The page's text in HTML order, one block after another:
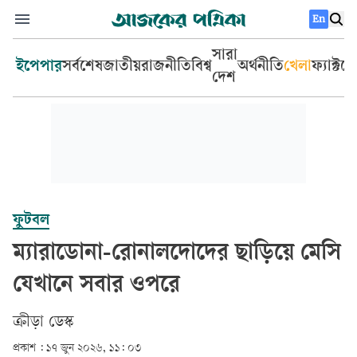
En
ইপেপারসর্বশেষজাতীয়রাজনীতিবিশ্ব
সারা
দেশ
অর্থনীতিখেলা
ফুটবল
ম্যারাডোনা-রোনালদোদের ছাড়িয়ে মেসি
যেখানে সবার ওপরে
ক্রীড়া ডেস্ক
প্রকাশ : ১৭ জুন ২০২৬, ১১: ০৩